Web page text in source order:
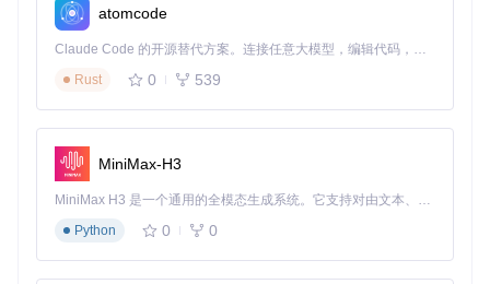
请注意，以上内容为示例说明，实际使用软件时应严格遵守版
项目地址：
toolkit/344c1
atomcode
Claude Code 的开源替代方案。连接任意大模型，编辑代码，运行命令，自动验证 — 全自动执行。用 Rust 构建，极致性能。 ｜ An open-source alternative to Claude Code. Connect any LLM, edit code, run commands, and verify changes — autonomously. Built in Rust for speed. Get Started
Rust
0 539
MiniMax-H3
MiniMax H3 是一个通用的全模态生成系统。它支持对由文本、图像、视频和音频组成的多模态上下文进行统一理解，并能生成分辨率高达 2K、时长可达 15 秒的带原生立体声音频的视频。得益于面向任务泛化的系统设计，H3 在预训练阶段就已具备广泛的多模态上下文理解与生成能力，能够出色地执行复杂的多模态指令。
Python
0 0